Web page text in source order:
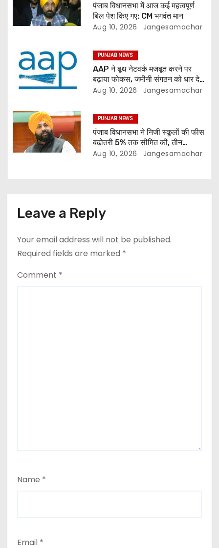
पंजाब विधानसभा में आज कई महत्वपूर्ण
बिल पेश किए गए: CM भगवंत मान
Aug 10, 2026 Jangesamachar
PUNJAB NEWS
AAP ने बूथ नेटवर्क मजबूत करने पर
बढ़ाया फोकस, जमीनी संगठन को धार देने
की तैयारी
Aug 10, 2026 Jangesamachar
PUNJAB NEWS
पंजाब विधानसभा ने निजी स्कूलों की फीस
बढ़ोतरी 5% तक सीमित की, तीन
डिजिटल यूनिवर्सिटी के लिए बिल पास
Aug 10, 2026 Jangesamachar
Leave a Reply
Your email address will not be published.
Required fields are marked *
Comment *
Name *
Email *